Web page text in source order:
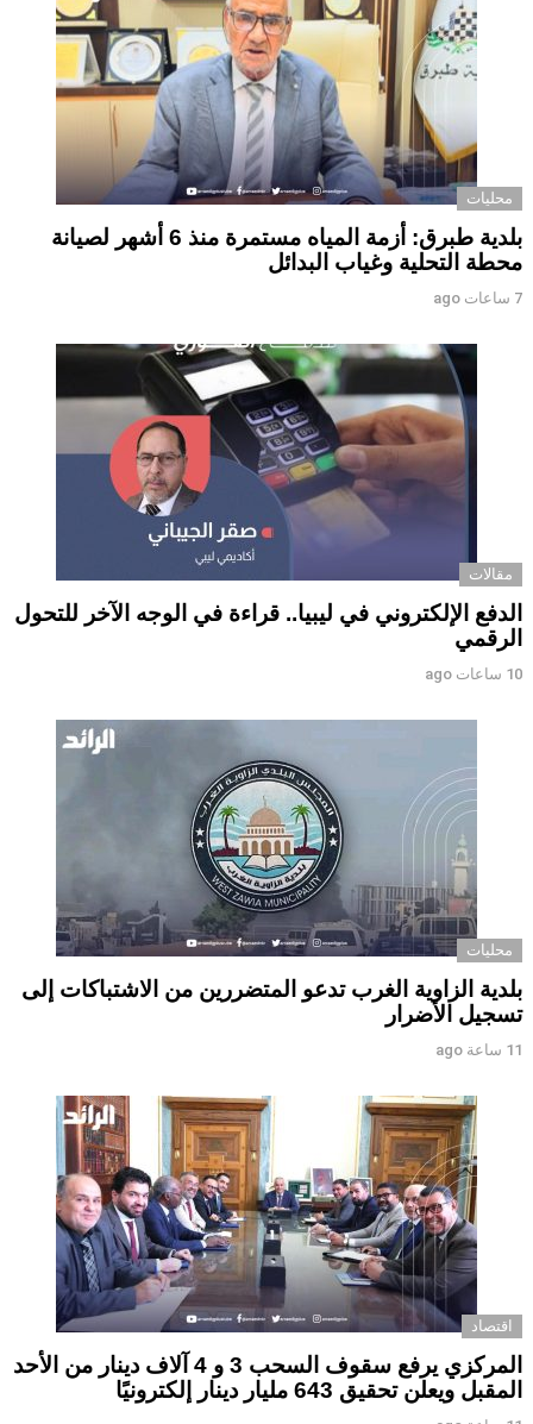
محليات
بلدية طبرق: أزمة المياه مستمرة منذ 6 أشهر لصيانة
محطة التحلية وغياب البدائل ‏ ‏
7 ساعات ago
مقالات
الدفع الإلكتروني في ليبيا.. قراءة في الوجه الآخر للتحول
الرقمي ‏
10 ساعات ago
محليات
بلدية الزاوية الغرب تدعو المتضررين من الاشتباكات إلى
تسجيل الأضرار
11 ساعة ago
اقتصاد
المركزي يرفع سقوف السحب 3 و 4 آلاف دينار من الأحد
المقبل ويعلن تحقيق 643 مليار دينار إلكترونيًا